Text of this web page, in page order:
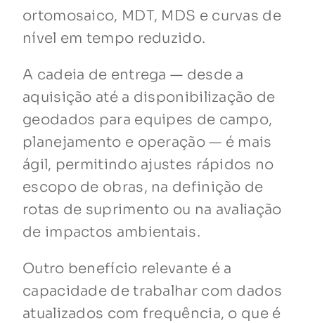
ortomosaico, MDT, MDS e curvas de
nível em tempo reduzido.
A cadeia de entrega — desde a
aquisição até a disponibilização de
geodados para equipes de campo,
planejamento e operação — é mais
ágil, permitindo ajustes rápidos no
escopo de obras, na definição de
rotas de suprimento ou na avaliação
de impactos ambientais.
Outro benefício relevante é a
capacidade de trabalhar com dados
atualizados com frequência, o que é